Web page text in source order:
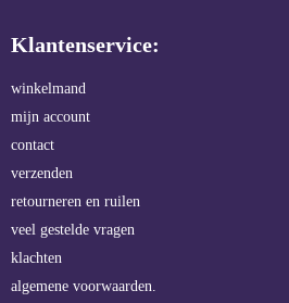
Klantenservice:
winkelmand
mijn account
contact
verzenden
retourneren en ruilen
veel gestelde vragen
klachten
algemene voorwaarden.